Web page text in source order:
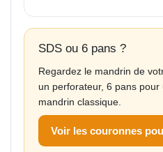
SDS ou 6 pans ?
Regardez le mandrin de
un perforateur, 6 pans pour
mandrin classique.
Voir les couronnes